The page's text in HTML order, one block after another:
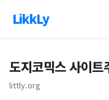
LikkLy
도지코믹스 사이트
littly.org